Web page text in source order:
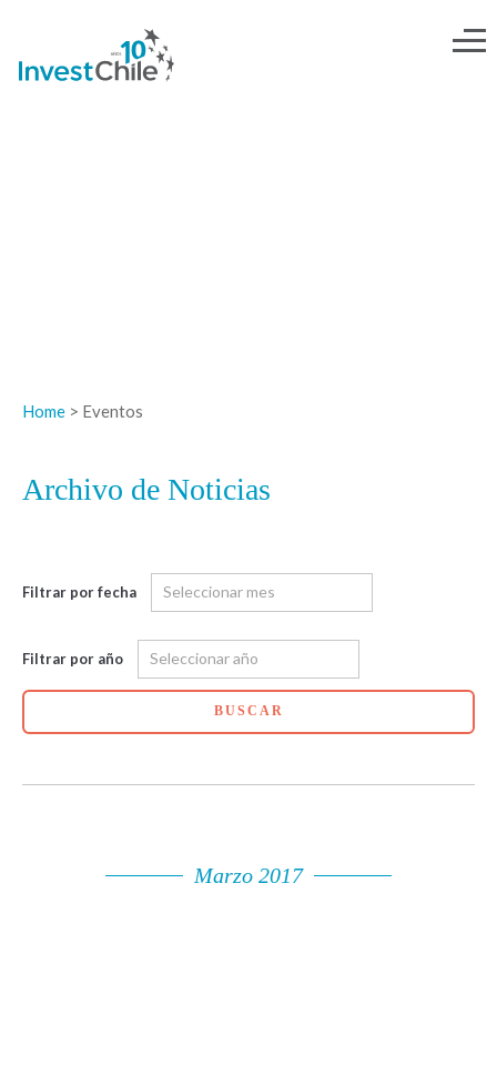
Home > Eventos
Archivo de Noticias
Filtrar por fecha
Filtrar por año
BUSCAR
Marzo 2017